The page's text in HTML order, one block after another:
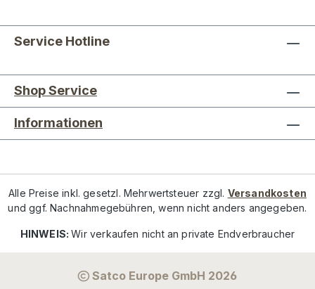
Service Hotline
Shop Service
Informationen
Alle Preise inkl. gesetzl. Mehrwertsteuer zzgl. Versandkosten
und ggf. Nachnahmegebühren, wenn nicht anders angegeben.
HINWEIS:Wir verkaufen nicht an private Endverbraucher
Satco Europe GmbH 2026